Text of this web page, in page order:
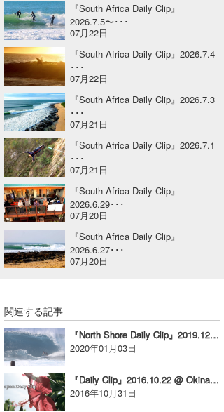
『South Africa Daily Clip』
2026.7.5〜･･･
07月22日
『South Africa Daily Clip』2026.7.4
･･･
07月22日
『South Africa Daily Clip』2026.7.3
･･･
07月21日
『South Africa Daily Clip』2026.7.1
･･･
07月21日
『South Africa Daily Clip』
2026.6.29･･･
07月20日
『South Africa Daily Clip』
2026.6.27･･･
07月20日
関連する記事
『North Shore Daily Clip』2019.12.29 @ PIPELINE & BACKDOOR
2020年01月03日
『Daily Clip』2016.10.22 @ Okinawa
2016年10月31日
熊谷素子
植村未来
NOBUFUKU
大野”MAR”修聖
喜納海人
ECE
G◎Da
KID
KOBU
KY
MIN
mitz
OYZ
Soulman
VAGY
waka☆=
YUKI☆